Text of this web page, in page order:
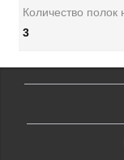
Количество полок
3